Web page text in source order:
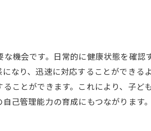
サインを見逃さない方法
態をチェックするポイント
の変化を観察する重要性
が示すサインの理解
機会です。日常的に健康状態を確
なり、迅速に対応することができる
ことができます。これにより、子
己管理能力の育成にもつながります。